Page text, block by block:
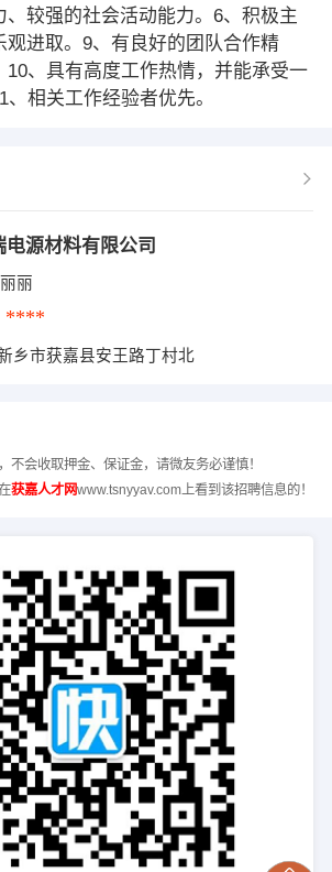
、较强的社会活动能力。6、积极主
观进取。9、有良好的团队合作精
10、具有高度工作热情，并能承受一
相关工作经验者优先。
源材料有限公司
丽
****
乡市获嘉县安王路丁村北
不会收取押金、保证金，请微友务必谨慎！
获嘉人才网www.tsnyyav.com上看到该招聘信息的！